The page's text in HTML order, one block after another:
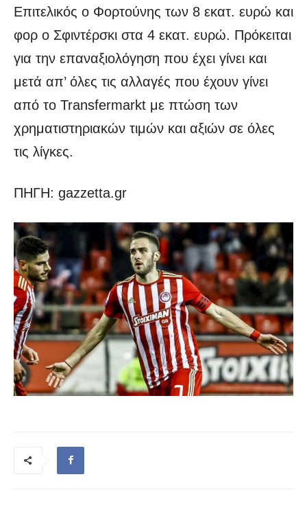
Επιτελικός ο Φορτούνης των 8 εκατ. ευρώ και
φορ ο Σφιντέρσκι στα 4 εκατ. ευρώ. Πρόκειται
για την επαναξιολόγηση που έχει γίνει και
μετά απ’ όλες τις αλλαγές που έχουν γίνει
από το Transfermarkt με πτώση των
χρηματιστηριακών τιμών και αξιών σε όλες
τις λίγκες.
ΠΗΓΗ: gazzetta.gr